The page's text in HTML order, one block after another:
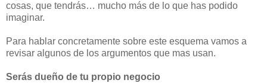
cosas, que tendrás… mucho más de lo que has podido
imaginar.
Para hablar concretamente sobre este esquema vamos a
revisar algunos de los argumentos que mas usan.
Serás dueño de tu propio negocio